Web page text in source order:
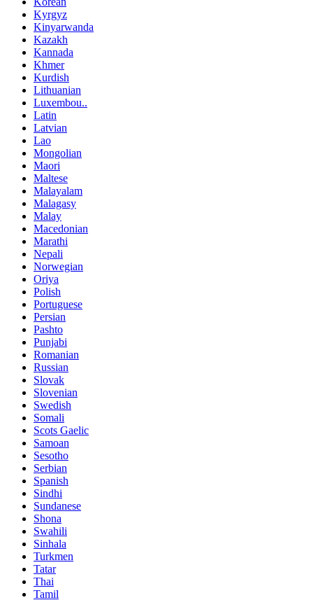
Kyrgyz
Kinyarwanda
Kazakh
Kannada
Khmer
Kurdish
Lithuanian
Luxembou..
Latin
Latvian
Lao
Mongolian
Maori
Maltese
Malayalam
Malagasy
Malay
Macedonian
Marathi
Nepali
Norwegian
Oriya
Polish
Portuguese
Persian
Pashto
Punjabi
Romanian
Russian
Slovak
Slovenian
Swedish
Somali
Scots Gaelic
Samoan
Sesotho
Serbian
Spanish
Sindhi
Sundanese
Shona
Swahili
Sinhala
Turkmen
Tatar
Thai
Tamil